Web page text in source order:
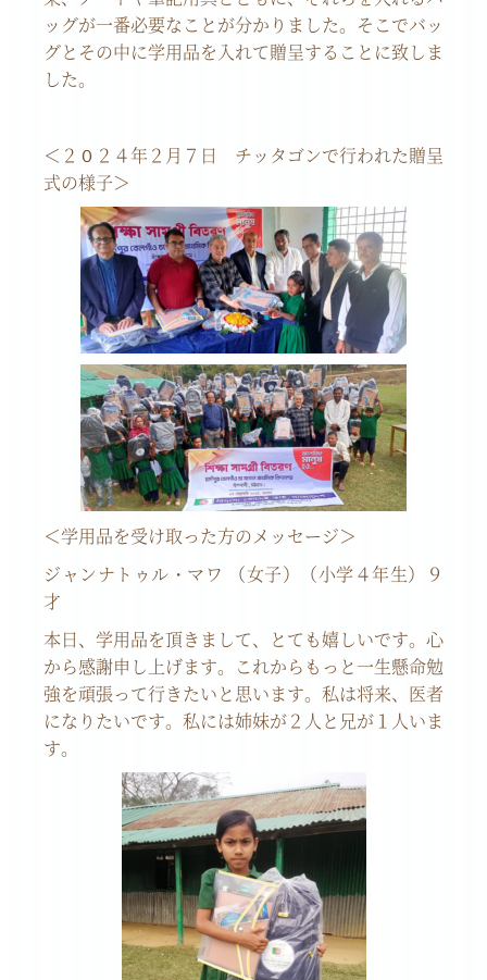
ッグが一番必要なことが分かりました。そこでバッ
グとその中に学用品を入れて贈呈することに致しま
した。
＜２０２４年２月７日 チッタゴンで行われた贈呈
式の様子＞
＜学用品を受け取った方のメッセージ＞
ジャンナトゥル・マワ （女子）（小学４年生）９
才
本日、学用品を頂きまして、とても嬉しいです。心
から感謝申し上げます。これからもっと一生懸命勉
強を頑張って行きたいと思います。私は将来、医者
になりたいです。私には姉妹が２人と兄が１人いま
す。